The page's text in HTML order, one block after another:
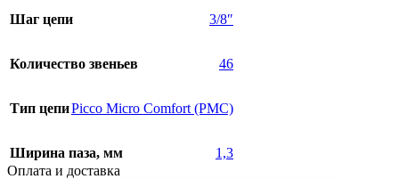
Шаг цепи 3/8″
Количество звеньев 46
Тип цепиPicco Micro Comfort (PMC)
Ширина паза, мм
1,3
Оплата и доставка